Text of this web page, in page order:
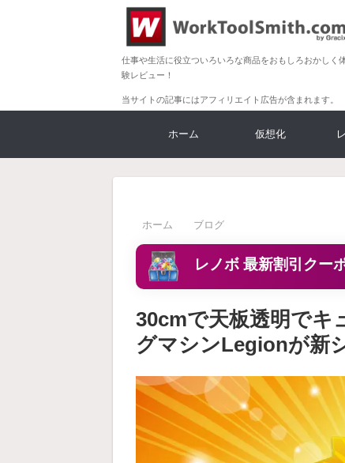
仕事や生活に役立ついろいろな商品をおもしろおかしく
験レビュー！
当サイトの記事にはアフィリエイト広告が含まれます。
ホーム 仮想化
ホーム ブログ
レノボ 最新割引クー
30cmで天板透明でキ
グマシンLegionが新